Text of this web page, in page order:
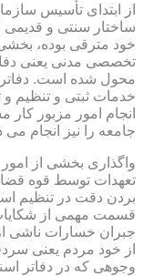
از ابتدای تأسیس
ساختار سنتی و قدیمی
خود مترقی بوده،
تخصصی مدنی یعنی
محول شده است.
خدمات ثبتی و تنظیم
انجام امور مزبور
جامعه را نیز انجام می
واگذاری بخشی از
تعهدات توسط قوه
بردن دقت در تنظیم
قسمت مهمی از
جبران خسارات ناشی
از خود مردم یعنی
وجوهی که در دفاتر